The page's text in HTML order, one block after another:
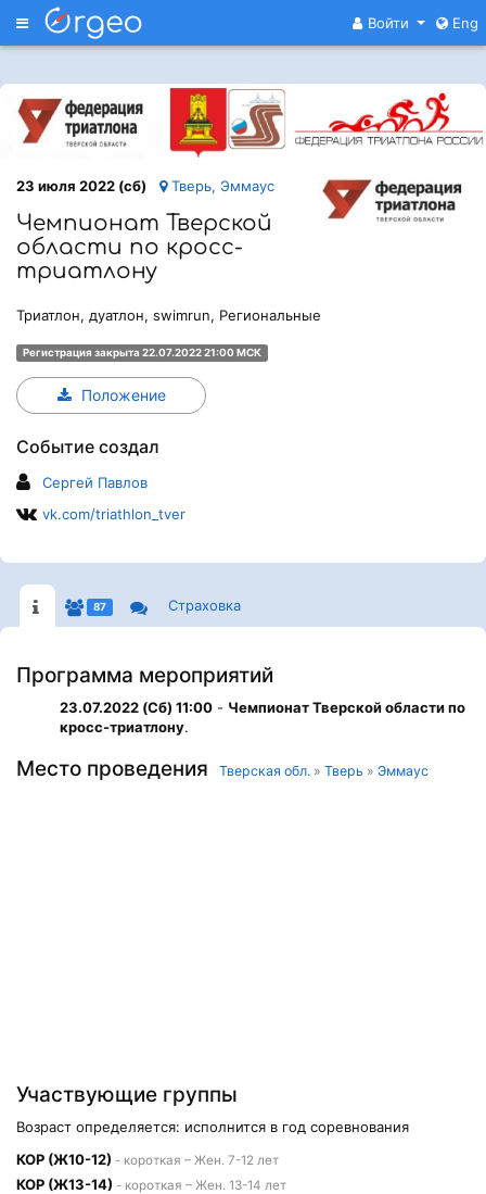
Меню Войти Eng
23 июля 2022 (сб) Тверь, Эммаус
Чемпионат Тверской
области по кросс-
триатлону
Триатлон, дуатлон, swimrun, Региональные
Регистрация закрыта 22.07.2022 21:00 МСК
Положение
Событие создал
Сергей Павлов
vk.com/triathlon_tver
87 Страховка
Программа мероприятий
23.07.2022 (Сб) 11:00 - Чемпионат Тверской области по
кросс-триатлону.
Место проведения Тверская обл. » Тверь » Эммаус
Участвующие группы
Возраст определяется: исполнится в год соревнования
КОР (Ж10-12) - короткая – Жен. 7-12 лет
КОР (Ж13-14) - короткая – Жен. 13-14 лет